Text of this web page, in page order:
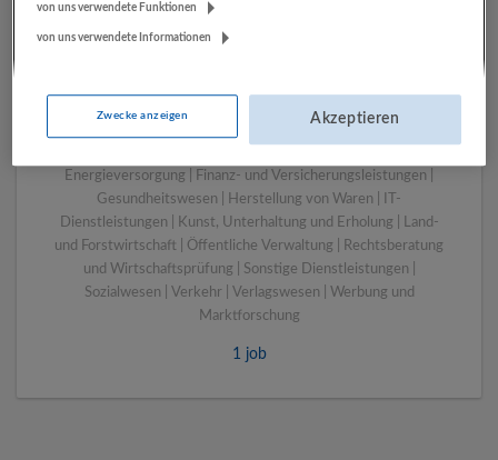
LUGSTEIN CONSULTING
Energieversorgung | Finanz- und Versicherungsleistungen |
Gesundheitswesen | Herstellung von Waren | IT-
Dienstleistungen | Kunst, Unterhaltung und Erholung | Land-
und Forstwirtschaft | Öffentliche Verwaltung | Rechtsberatung
und Wirtschaftsprüfung | Sonstige Dienstleistungen |
Sozialwesen | Verkehr | Verlagswesen | Werbung und
Marktforschung
1 job
von uns verwendete Funktionen
von uns verwendete Informationen
Zwecke anzeigen Akzeptieren